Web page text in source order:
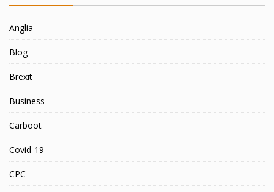
Anglia
Blog
Brexit
Business
Carboot
Covid-19
CPC